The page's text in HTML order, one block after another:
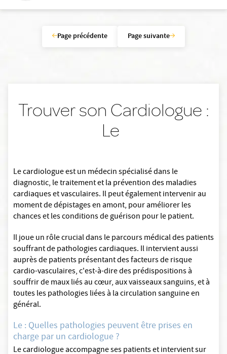
Page précédente Page suivante
Trouver son Cardiologue :
Le
Le cardiologue est un médecin spécialisé dans le
diagnostic, le traitement et la prévention des maladies
cardiaques et vasculaires. Il peut également intervenir au
moment de dépistages en amont, pour améliorer les
chances et les conditions de guérison pour le patient.
Il joue un rôle crucial dans le parcours médical des patients
souffrant de pathologies cardiaques. Il intervient aussi
auprès de patients présentant des facteurs de risque
cardio-vasculaires, c'est-à-dire des prédispositions à
souffrir de maux liés au cœur, aux vaisseaux sanguins, et à
toutes les pathologies liées à la circulation sanguine en
général.
Le : Quelles pathologies peuvent être prises en
charge par un cardiologue ?
Le cardiologue accompagne ses patients et intervient sur